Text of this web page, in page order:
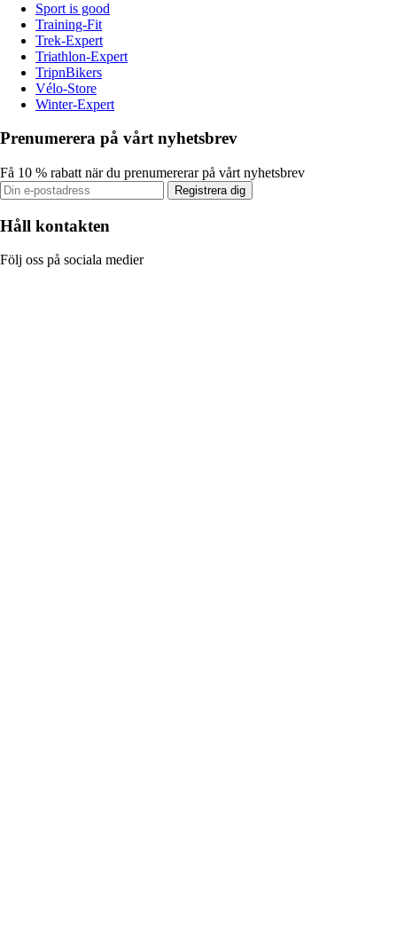
Sport is good
Training-Fit
Trek-Expert
Triathlon-Expert
TripnBikers
Vélo-Store
Winter-Expert
Prenumerera på vårt nyhetsbrev
Få 10 % rabatt när du prenumererar på vårt nyhetsbrev
Registrera dig
Håll kontakten
Följ oss på sociala medier